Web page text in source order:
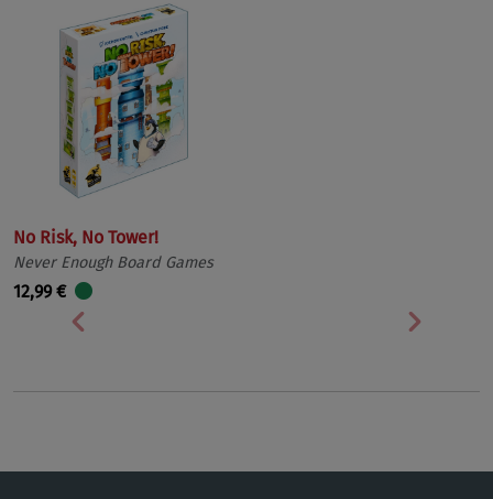
No Risk, No Tower!
Never Enough Board Games
12,99 €
Vorherige